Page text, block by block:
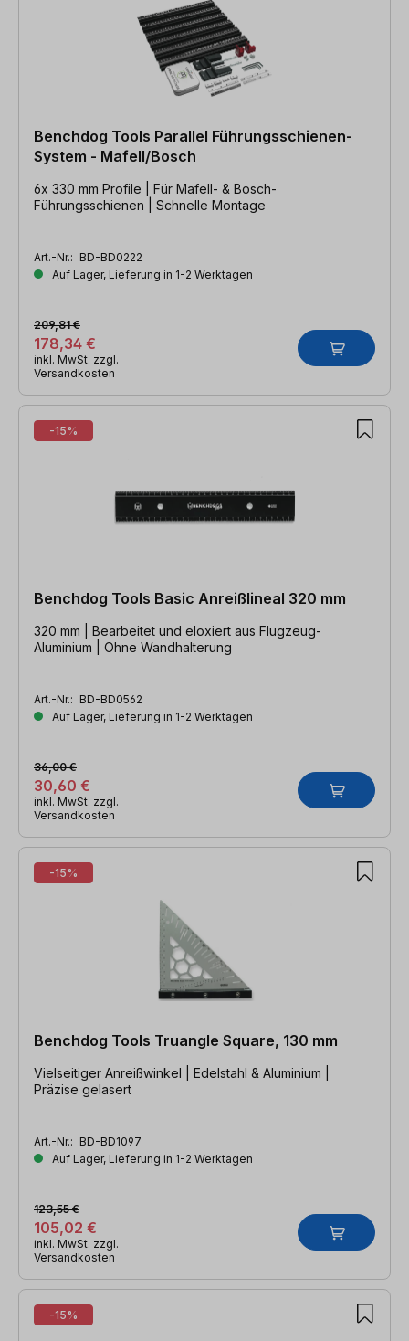
Benchdog Tools Parallel Führungsschienen-
System - Mafell/Bosch
6x 330 mm Profile | Für Mafell- & Bosch-
Führungsschienen | Schnelle Montage
Art.-Nr.: BD-BD0222
Auf Lager, Lieferung in 1-2 Werktagen
178,34 €
209,81 €
inkl. MwSt. zzgl.
Versandkosten
-15%
Benchdog Tools Basic Anreißlineal 320 mm
320 mm | Bearbeitet und eloxiert aus Flugzeug-
Aluminium | Ohne Wandhalterung
Art.-Nr.: BD-BD0562
Auf Lager, Lieferung in 1-2 Werktagen
30,60 €
36,00 €
inkl. MwSt. zzgl.
Versandkosten
-15%
Benchdog Tools Truangle Square, 130 mm
Vielseitiger Anreißwinkel | Edelstahl & Aluminium |
Präzise gelasert
Art.-Nr.: BD-BD1097
Auf Lager, Lieferung in 1-2 Werktagen
105,02 €
123,55 €
inkl. MwSt. zzgl.
Versandkosten
-15%